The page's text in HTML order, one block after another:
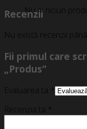
Nu ai niciun
Recenzii
Nu există recenzii
Fii primul care
„Produs”
Evaluarea ta *
Recenzia ta *